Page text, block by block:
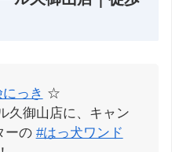
っき ☆
久御山店に、キャン
ーの #はっ犬ワンド